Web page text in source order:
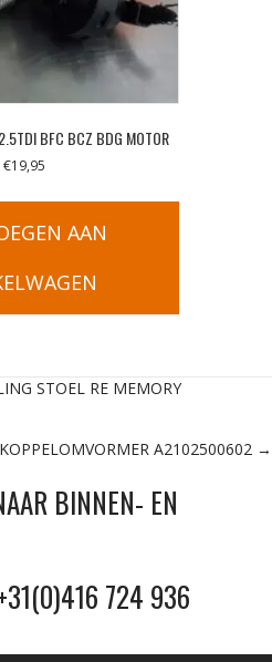
BFC BCZ BDG MOTOR
€19,95
AAN
STOEL RE MEMORY
A2102500602 →
BINNEN- EN
724 936